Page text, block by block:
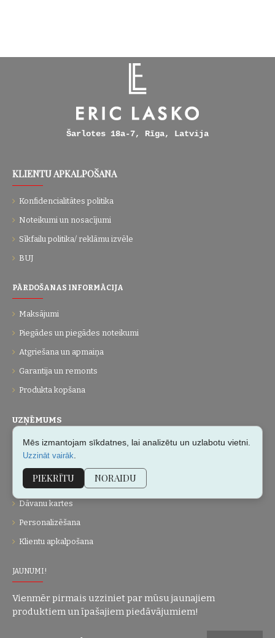
Šarlotes 18a-7, Rīga, Latvija
KLIENTU APKALPOŠANA
Konfidencialitātes politika
Noteikumi un nosacījumi
Sīkfailu politika/ reklāmu izvēle
BUJ
PĀRDOŠANAS INFORMĀCIJA
Maksājumi
Piegādes un piegādes noteikumi
Atgriešana un apmaiņa
Garantija un remonts
Produkta kopšana
UZŅĒMUMS
Par mums
Vietnes karte
Dāvanu kartes
Personalizēšana
Klientu apkalpošana
JAUNUMI!
Vienmēr pirmais uzziniet par mūsu jaunajiem
produktiem un īpašajiem piedāvājumiem!
Mēs izmantojam sīkdatnes, lai analizētu un uzlabotu vietni.
Uzzināt vairāk
PIEKRĪTU NORAIDU